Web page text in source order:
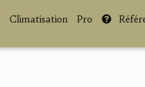
Climatisation Pro